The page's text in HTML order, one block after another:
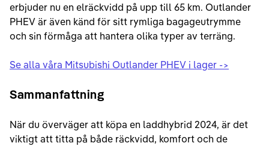
erbjuder nu en elräckvidd på upp till 65 km. Outlander
PHEV är även känd för sitt rymliga bagageutrymme
och sin förmåga att hantera olika typer av terräng.
Se alla våra Mitsubishi Outlander PHEV i lager ->
Sammanfattning
När du överväger att köpa en laddhybrid 2024, är det
viktigt att titta på både räckvidd, komfort och de